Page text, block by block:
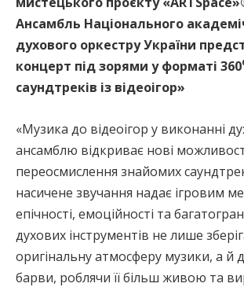
Ансамбль Національного
духового оркестру України
концерт під зорями у форматі
саундтреків із відеоігор»
«Музика до відеоігор у виконанні
ансамблю відкриває нові
переосмислення знайомих
насичене звучання надає ігровим
епічності, емоційності та
духових інструментів не лише
оригінальну атмосферу музики, а й
барви, роблячи її більш живою та